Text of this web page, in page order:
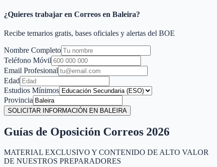
¿Quieres trabajar en Correos en Baleira?
Recibe temarios gratis, bases oficiales y alertas del BOE
Nombre Completo
Teléfono Móvil
Email Profesional
Edad
Estudios Mínimos
Provincia
SOLICITAR INFORMACIÓN EN BALEIRA
Guías de Oposición Correos 2026
MATERIAL EXCLUSIVO Y CONTENIDO DE ALTO VALOR
DE NUESTROS PREPARADORES